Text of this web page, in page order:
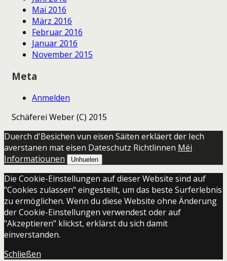
Mai 2016
März 2016
Februar 2016
Januar 2016
November 2015
Meta
Anmelden
Schäferei Weber (C) 2015
Duerch d'Besichen vun eisen Säiten erkläert der Iech
averstanen mat eisen Dateschutz Richtlinnen Méi
Informatiounen
Unhuelen
Die Cookie-Einstellungen auf dieser Website sind auf
"Cookies zulassen" eingestellt, um das beste Surferlebnis
zu ermöglichen. Wenn du diese Website ohne Änderung
der Cookie-Einstellungen verwendest oder auf
"Akzeptieren" klickst, erklärst du sich damit
einverstanden.
Schließen